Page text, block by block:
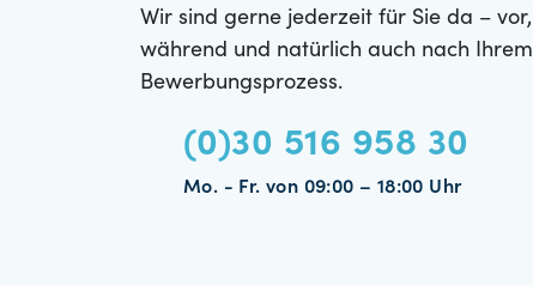
Wir sind gerne jederzeit für Sie da – vor,
während und natürlich auch nach Ihrem
Bewerbungsprozess.
(0)30 516 958 30
Mo. - Fr. von 09:00 – 18:00 Uhr